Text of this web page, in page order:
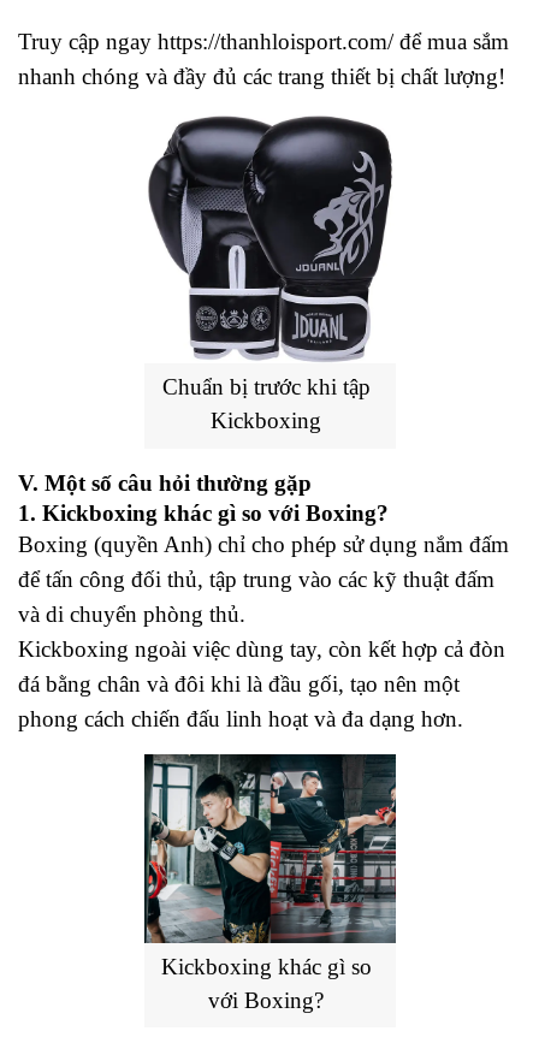
Truy cập ngay https://thanhloisport.com/ để mua sắm
nhanh chóng và đầy đủ các trang thiết bị chất lượng!
Chuẩn bị trước khi tập
Kickboxing
V. Một số câu hỏi thường gặp
1. Kickboxing khác gì so với Boxing?
Boxing (quyền Anh) chỉ cho phép sử dụng nắm đấm
để tấn công đối thủ, tập trung vào các kỹ thuật đấm
và di chuyển phòng thủ.
Kickboxing ngoài việc dùng tay, còn kết hợp cả đòn
đá bằng chân và đôi khi là đầu gối, tạo nên một
phong cách chiến đấu linh hoạt và đa dạng hơn.
Kickboxing khác gì so
với Boxing?